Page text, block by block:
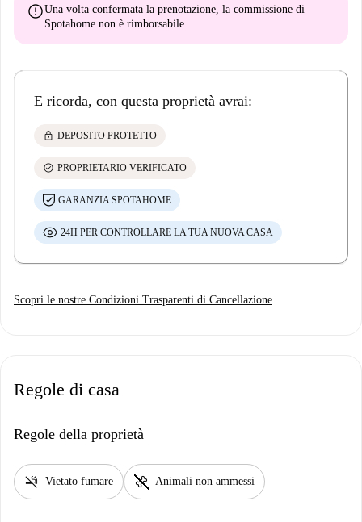
errorUna volta confermata la prenotazione, la commissione di
Spotahome non è rimborsabile
E ricorda, con questa proprietà avrai:
lock DEPOSITO PROTETTO
check_circle PROPRIETARIO VERIFICATO
GARANZIA SPOTAHOME
24H PER CONTROLLARE LA TUA NUOVA CASA
Scopri le nostre Condizioni Trasparenti di Cancellazione
Regole di casa
Regole della proprietà
smoke_free Vietato fumare pet_supplies Animali non ammessi